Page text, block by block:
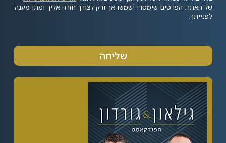
של האתר. הפרטים שימסרו ישמשו אך ורק לצורך חזרה אליך ומתן מענה
לפנייתך.
שליחה